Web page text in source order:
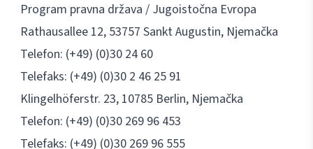
Program pravna država / Jugoistočna Evropa
Rathausallee 12, 53757 Sankt Augustin, Njemačka
Telefon: (+49) (0)30 24 60
Telefaks: (+49) (0)30 2 46 25 91
Klingelhöferstr. 23, 10785 Berlin, Njemačka
Telefon: (+49) (0)30 269 96 453
Telefaks: (+49) (0)30 269 96 555